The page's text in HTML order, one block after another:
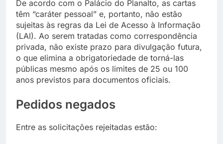
De acordo com o Palácio do Planalto, as cartas
têm “caráter pessoal” e, portanto, não estão
sujeitas às regras da Lei de Acesso à Informação
(LAI). Ao serem tratadas como correspondência
privada, não existe prazo para divulgação futura,
o que elimina a obrigatoriedade de torná-las
públicas mesmo após os limites de 25 ou 100
anos previstos para documentos oficiais.
Pedidos negados
Entre as solicitações rejeitadas estão: